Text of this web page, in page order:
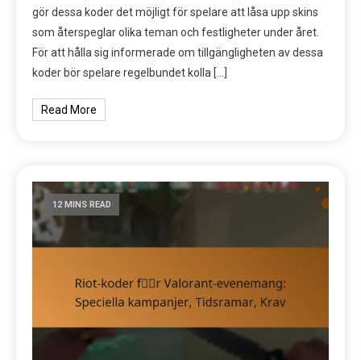
gör dessa koder det möjligt för spelare att låsa upp skins
som återspeglar olika teman och festligheter under året.
För att hålla sig informerade om tillgängligheten av dessa
koder bör spelare regelbundet kolla […]
Read More
12 MINS READ